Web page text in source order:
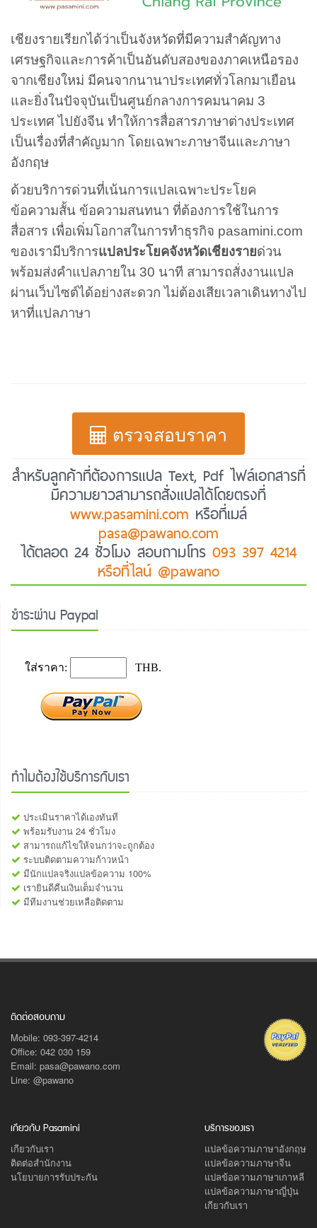
เชียงรายเรียกได้ว่าเป็นจังหวัดที่มีความสำคัญทาง
เศรษฐกิจและการค้าเป็นอันดับสองของภาคเหนือรอง
จากเชียงใหม่ มีคนจากนานาประเทศทั่วโลกมาเยือน
และยิ่งในปัจจุบันเป็นศูนย์กลางการคมนาคม 3
ประเทศ ไปยังจีน ทำให้การสื่อสารภาษาต่างประเทศ
เป็นเรื่องที่สำคัญมาก โดยเฉพาะภาษาจีนและภาษา
อังกฤษ
ด้วยบริการด่วนที่เน้นการแปลเฉพาะประโยค
ข้อความสั้น ข้อความสนทนา ที่ต้องการใช้ในการ
สื่อสาร เพื่อเพิ่มโอกาสในการทำธุรกิจ pasamini.com
ของเรามีบริการแปลประโยคจังหวัดเชียงรายด่วน
พร้อมส่งคำแปลภายใน 30 นาที สามารถสั่งงานแปล
ผ่านเว็บไซต์ได้อย่างสะดวก ไม่ต้องเสียเวลาเดินทางไป
หาที่แปลภาษา
ตรวจสอบราคา
สำหรับลูกค้าที่ต้องการแปล Text, Pdf ไฟล์เอกสารที่
มีความยาวสามารถสั่งแปลได้โดยตรงที่
www.pasamini.com หรือที่เมล์
pasa@pawano.com
ได้ตลอด 24 ชั่วโมง สอบถามโทร 093 397 4214
หรือที่ไลน์ @pawano
ชำระผ่าน Paypal
ทำไมต้องใช้บริการกับเรา
ประเมินราคาได้เองทันที
พร้อมรับงาน 24 ชั่วโมง
สามารถแก้ไขให้จนกว่าจะถูกต้อง
ระบบติดตามความก้าวหน้า
มีนักแปลจริงแปลข้อความ 100%
เรายินดีคืนเงินเต็มจำนวน
มีทีมงานช่วยเหลือติดตาม
ติดต่อสอบถาม
Mobile: 093-397-4214
Office: 042 030 159
Email: pasa@pawano.com
Line: @pawano
บริการของเรา
แปลข้อความภาษาอังกฤษ
แปลข้อความภาษาจีน
แปลข้อความภาษาเกาหลี
แปลข้อความภาษาญี่ปุ่น
เกียวกับเรา
เกียวกับ Pasamini
เกียวกับเรา
ติดต่อสำนักงาน
นโยบายการรับประกัน